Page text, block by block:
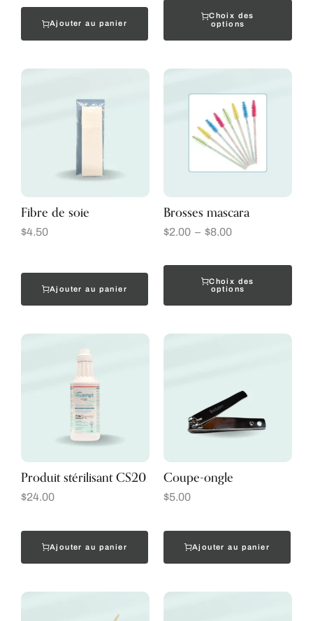
Ajouter au panier
Choix des
options
Fibre de soie
$4.50
Ajouter au panier
Brosses mascara
$2.00 – $8.00
Choix des
options
Produit stérilisant CS20
$24.00
Ajouter au panier
Coupe-ongle
$5.00
Ajouter au panier